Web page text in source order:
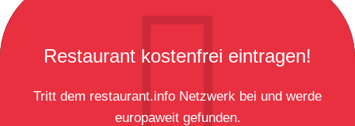
Restaurant kostenfrei eintragen!
Tritt dem restaurant.info Netzwerk bei und werde
europaweit gefunden.